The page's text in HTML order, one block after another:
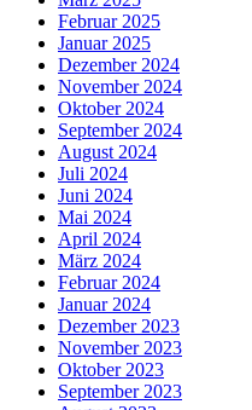
Februar 2025
Januar 2025
Dezember 2024
November 2024
Oktober 2024
September 2024
August 2024
Juli 2024
Juni 2024
Mai 2024
April 2024
März 2024
Februar 2024
Januar 2024
Dezember 2023
November 2023
Oktober 2023
September 2023